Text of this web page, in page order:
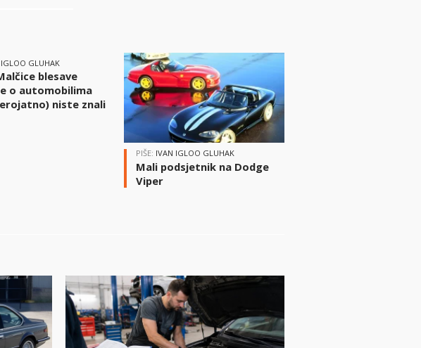
GLUHAK
blesave
o automobilima
niste znali
PIŠE: IVAN IGLOO GLUHAK
Mali podsjetnik na Dodge
Viper